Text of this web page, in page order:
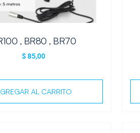
, BR80 , BR70
$85,00
AL CARRITO